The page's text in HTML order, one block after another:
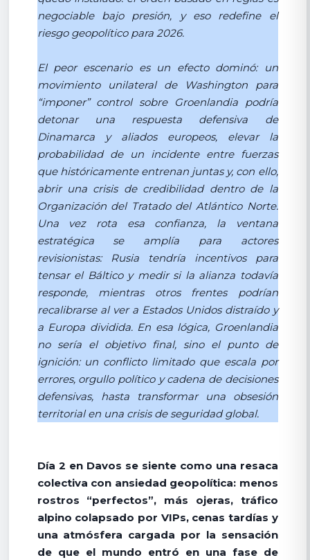
negociable bajo presión, y eso redefine el
riesgo geopolítico para 2026.
El peor escenario es un efecto dominó: un
movimiento unilateral de Washington para
“imponer” control sobre Groenlandia podría
detonar una respuesta defensiva de
Dinamarca y aliados europeos, elevar la
probabilidad de un incidente entre fuerzas
que históricamente entrenan juntas y, con ello,
abrir una crisis de credibilidad dentro de la
Organización del Tratado del Atlántico Norte.
Una vez rota esa confianza, la ventana
estratégica se amplía para actores
revisionistas: Rusia tendría incentivos para
tensar el Báltico y medir si la alianza todavía
responde, mientras otros frentes podrían
recalibrarse al ver a Estados Unidos distraído y
a Europa dividida. En esa lógica, Groenlandia
no sería el objetivo final, sino el punto de
ignición: un conflicto limitado que escala por
errores, orgullo político y cadena de decisiones
defensivas, hasta transformar una obsesión
territorial en una crisis de seguridad global.
Día 2 en Davos se siente como una resaca
colectiva con ansiedad geopolítica: menos
rostros “perfectos”, más ojeras, tráfico
alpino colapsado por VIPs, cenas tardías y
una atmósfera cargada por la sensación
de que el mundo entró en una fase de